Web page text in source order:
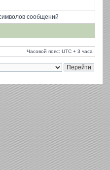
сообщений
Часовой пояс: UTC + 3 часа